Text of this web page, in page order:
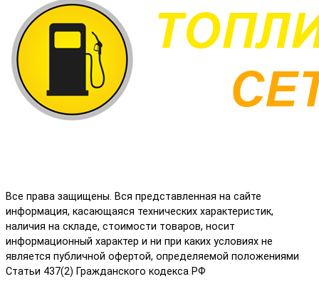
Все права защищены. Вся представленная на сайте
информация, касающаяся технических характеристик,
наличия на складе, стоимости товаров, носит
информационный характер и ни при каких условиях не
является публичной офертой, определяемой положениями
Статьи 437(2) Гражданского кодекса РФ